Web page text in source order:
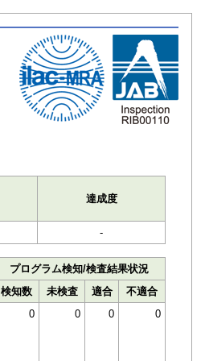
達成度
-
プログラム検知/検査結果状況
検知数
未検査 適合
不適合
0 0 0 0